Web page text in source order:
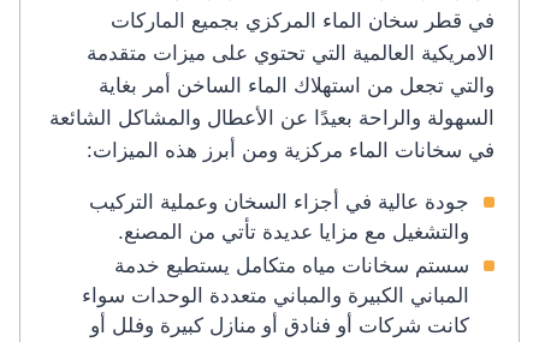
في قطر سخان الماء المركزي بجميع الماركات
الامريكية العالمية التي تحتوي على ميزات متقدمة
والتي تجعل من استهلاك الماء الساخن أمر بغاية
السهولة والراحة بعيدًا عن الأعطال والمشاكل الشائعة
في سخانات الماء مركزية ومن أبرز هذه الميزات:
جودة عالية في أجزاء السخان وعملية التركيب
والتشغيل مع مزايا عديدة تأتي من المصنع.
سستم سخانات مياه متكامل يستطيع خدمة
المباني الكبيرة والمباني متعددة الوحدات سواء
كانت شركات أو فنادق أو منازل كبيرة وفلل أو